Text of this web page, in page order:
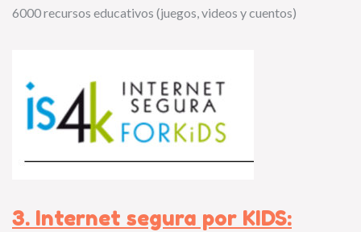
6000 recursos educativos (juegos, videos y cuentos)
3. Internet segura por KIDS: